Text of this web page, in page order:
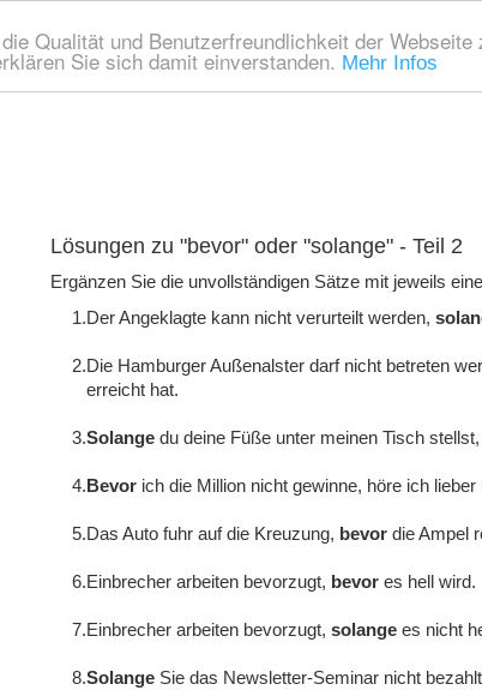
Qualität und Benutzerfreundlichkeit der
Sie sich damit einverstanden. Mehr Infos
Lösungen zu "bevor" oder "solange" - Teil 2
Ergänzen Sie die unvollständigen Sätze mit jeweils
1.Der Angeklagte kann nicht verurteilt werden,
2.Die Hamburger Außenalster darf nicht betreten
erreicht hat.
3.Solange du deine Füße unter meinen Tisch
4. Bevor ich die Million nicht gewinne, höre ich lieber
5.Das Auto fuhr auf die Kreuzung, bevor die Ampel
6.Einbrecher arbeiten bevorzugt, bevor es hell wird.
7.Einbrecher arbeiten bevorzugt, solange es nicht
8.Solange Sie das Newsletter-Seminar nicht